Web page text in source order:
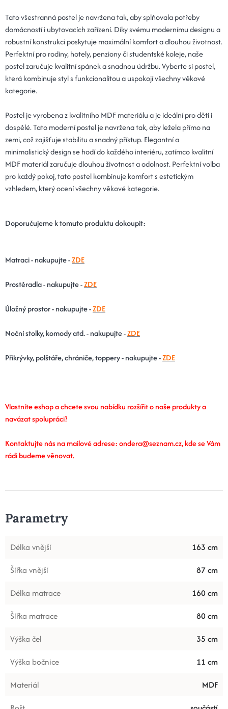
Tato všestranná postel je navržena tak, aby splňovala potřeby
domácností i ubytovacích zařízení. Díky svému modernímu designu a
robustní konstrukci poskytuje maximální komfort a dlouhou životnost.
Perfektní pro rodiny, hotely, penziony či studentské koleje, naše
postel zaručuje kvalitní spánek a snadnou údržbu. Vyberte si postel,
která kombinuje styl s funkcionalitou a uspokojí všechny věkové
kategorie.
Postel je vyrobena z kvalitního MDF materiálu a je ideální pro děti i
dospělé. Tato moderní postel je navržena tak, aby ležela přímo na
zemi, což zajišťuje stabilitu a snadný přístup. Elegantní a
minimalistický design se hodí do každého interiéru, zatímco kvalitní
MDF materiál zaručuje dlouhou životnost a odolnost. Perfektní volba
pro každý pokoj, tato postel kombinuje komfort s estetickým
vzhledem, který ocení všechny věkové kategorie.
Doporučujeme k tomuto produktu dokoupit:
Matraci - nakupujte -ZDE
Prostěradla - nakupujte -ZDE
Úložný prostor - nakupujte -ZDE
Noční stolky, komody atd. - nakupujte -ZDE
Přikrývky, polštáře, chrániče, toppery - nakupujte -ZDE
Vlastníte eshop a chcete svou nabídku rozšířit o naše produkty a
navázat spolupráci?
Kontaktujte nás na mailové adrese: ondera@seznam.cz, kde se Vám
rádi budeme věnovat.
Parametry
Délka vnější
163 cm
Šířka vnější
87 cm
Délka matrace
160 cm
Šířka matrace
80 cm
Výška čel
35 cm
Výška bočnice
11 cm
Materiál
MDF